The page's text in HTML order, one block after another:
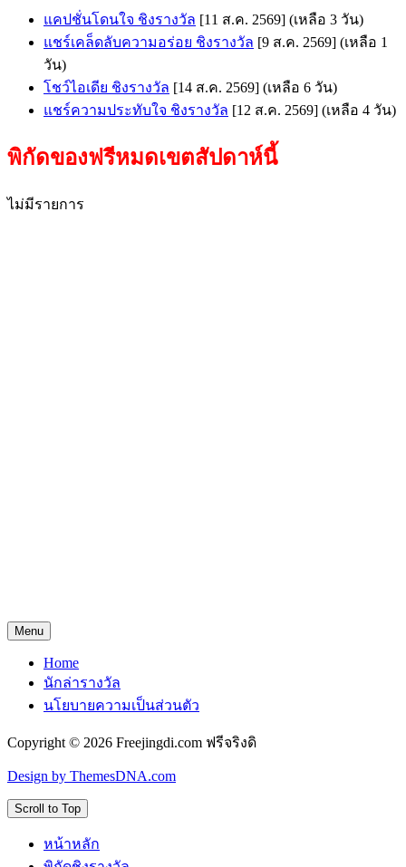
แคปชั่นโดนใจ ชิงรางวัล [11 ส.ค. 2569] (เหลือ 3 วัน)
แชร์เคล็ดลับความอร่อย ชิงรางวัล [9 ส.ค. 2569] (เหลือ 1
วัน)
โชว์ไอเดีย ชิงรางวัล [14 ส.ค. 2569] (เหลือ 6 วัน)
แชร์ความประทับใจ ชิงรางวัล [12 ส.ค. 2569] (เหลือ 4 วัน)
พิกัดของฟรีหมดเขตสัปดาห์นี้
ไม่มีรายการ
Menu
Home
นักล่ารางวัล
นโยบายความเป็นส่วนตัว
Copyright © 2026 Freejingdi.com ฟรีจริงดิ
Design by ThemesDNA.com
Scroll to Top
หน้าหลัก